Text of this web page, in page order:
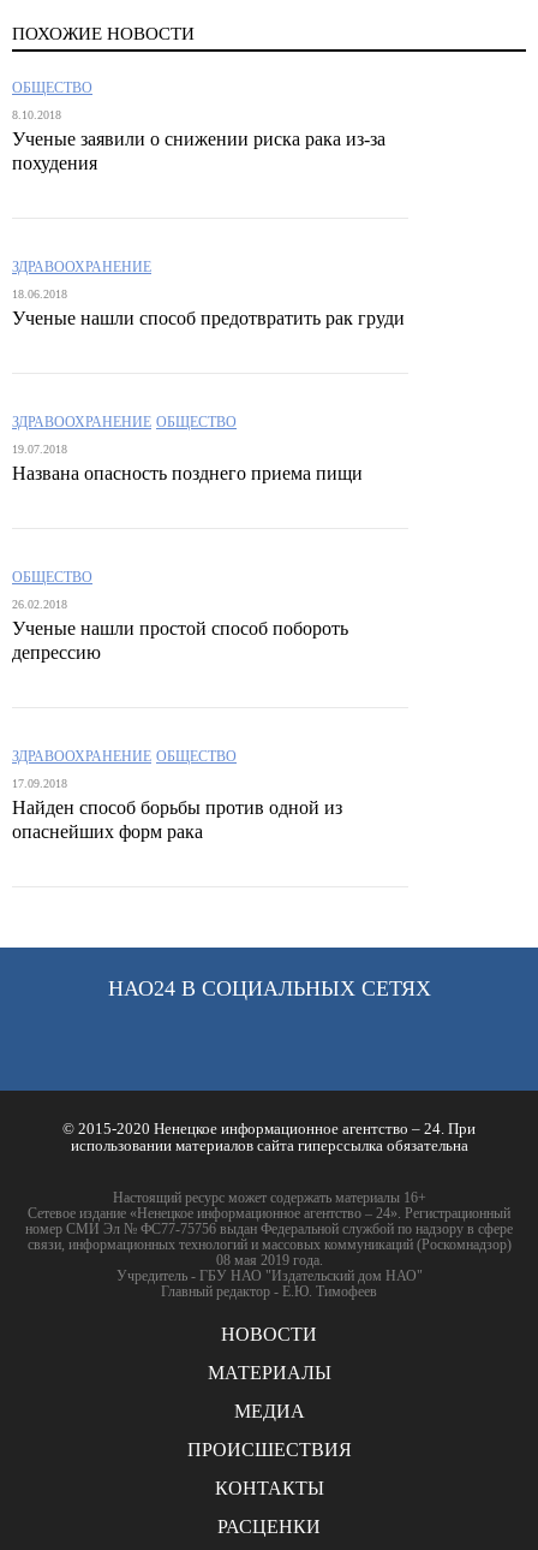
ПОХОЖИЕ НОВОСТИ
ОБЩЕСТВО
8.10.2018
Ученые заявили о снижении риска рака из-за
похудения
ЗДРАВООХРАНЕНИЕ
18.06.2018
Ученые нашли способ предотвратить рак груди
ЗДРАВООХРАНЕНИЕ ОБЩЕСТВО
19.07.2018
Названа опасность позднего приема пищи
ОБЩЕСТВО
26.02.2018
Ученые нашли простой способ побороть
депрессию
ЗДРАВООХРАНЕНИЕ ОБЩЕСТВО
17.09.2018
Найден способ борьбы против одной из
опаснейших форм рака
НАО24 В СОЦИАЛЬНЫХ СЕТЯХ
© 2015-2020 Ненецкое информационное агентство – 24. При
использовании материалов сайта гиперссылка обязательна
Настоящий ресурс может содержать материалы 16+
Сетевое издание «Ненецкое информационное агентство – 24». Регистрационный
номер СМИ Эл № ФС77-75756 выдан Федеральной службой по надзору в сфере
связи, информационных технологий и массовых коммуникаций (Роскомнадзор)
08 мая 2019 года.
Учредитель - ГБУ НАО "Издательский дом НАО"
Главный редактор - Е.Ю. Тимофеев
НОВОСТИ
МАТЕРИАЛЫ
МЕДИА
ПРОИСШЕСТВИЯ
КОНТАКТЫ
РАСЦЕНКИ